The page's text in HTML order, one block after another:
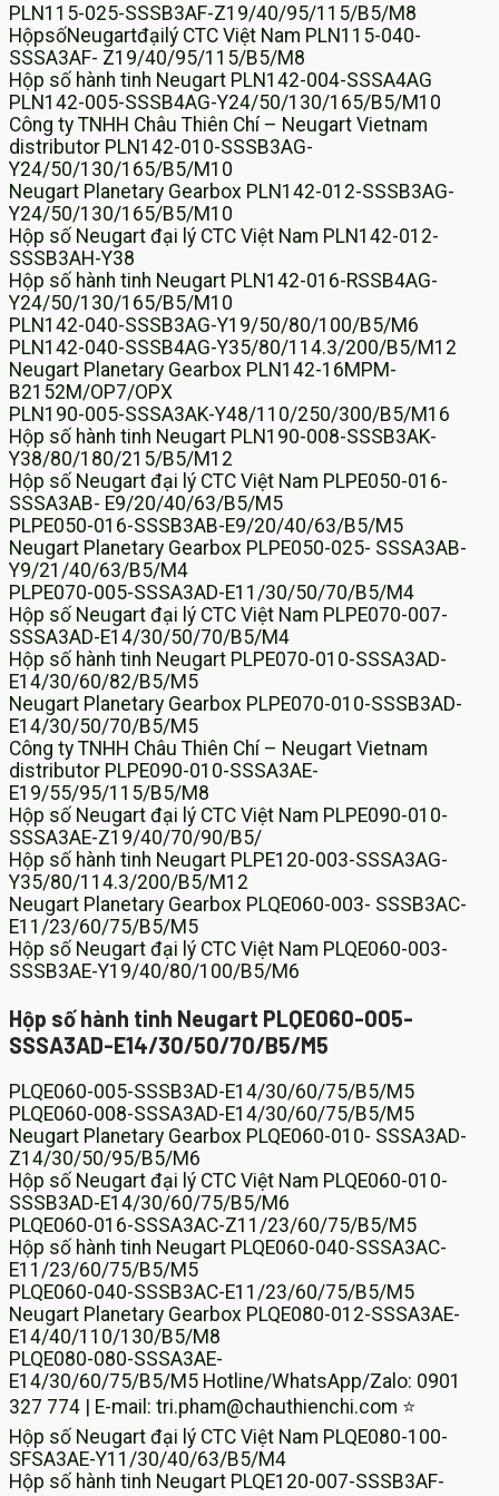
PLN115-025-SSSB3AF-Z19/40/95/115/B5/M8
HộpsốNeugartđạilý CTC Việt Nam PLN115-040-
SSSA3AF- Z19/40/95/115/B5/M8
Hộp số hành tinh Neugart PLN142-004-SSSA4AG
PLN142-005-SSSB4AG-Y24/50/130/165/B5/M10
Công ty TNHH Châu Thiên Chí – Neugart Vietnam
distributor PLN142-010-SSSB3AG-
Y24/50/130/165/B5/M10
Neugart Planetary Gearbox PLN142-012-SSSB3AG-
Y24/50/130/165/B5/M10
Hộp số Neugart đại lý CTC Việt Nam PLN142-012-
SSSB3AH-Y38
Hộp số hành tinh Neugart PLN142-016-RSSB4AG-
Y24/50/130/165/B5/M10
PLN142-040-SSSB3AG-Y19/50/80/100/B5/M6
PLN142-040-SSSB4AG-Y35/80/114.3/200/B5/M12
Neugart Planetary Gearbox PLN142-16MPM-
B2152M/OP7/OPX
PLN190-005-SSSA3AK-Y48/110/250/300/B5/M16
Hộp số hành tinh Neugart PLN190-008-SSSB3AK-
Y38/80/180/215/B5/M12
Hộp số Neugart đại lý CTC Việt Nam PLPE050-016-
SSSA3AB- E9/20/40/63/B5/M5
PLPE050-016-SSSB3AB-E9/20/40/63/B5/M5
Neugart Planetary Gearbox PLPE050-025- SSSA3AB-
Y9/21/40/63/B5/M4
PLPE070-005-SSSA3AD-E11/30/50/70/B5/M4
Hộp số Neugart đại lý CTC Việt Nam PLPE070-007-
SSSA3AD-E14/30/50/70/B5/M4
Hộp số hành tinh Neugart PLPE070-010-SSSA3AD-
E14/30/60/82/B5/M5
Neugart Planetary Gearbox PLPE070-010-SSSB3AD-
E14/30/50/70/B5/M5
Công ty TNHH Châu Thiên Chí – Neugart Vietnam
distributor PLPE090-010-SSSA3AE-
E19/55/95/115/B5/M8
Hộp số Neugart đại lý CTC Việt Nam PLPE090-010-
SSSA3AE-Z19/40/70/90/B5/
Hộp số hành tinh Neugart PLPE120-003-SSSA3AG-
Y35/80/114.3/200/B5/M12
Neugart Planetary Gearbox PLQE060-003- SSSB3AC-
E11/23/60/75/B5/M5
Hộp số Neugart đại lý CTC Việt Nam PLQE060-003-
SSSB3AE-Y19/40/80/100/B5/M6
Hộp số hành tinh Neugart PLQE060-005-
SSSA3AD-E14/30/50/70/B5/M5
PLQE060-005-SSSB3AD-E14/30/60/75/B5/M5
PLQE060-008-SSSA3AD-E14/30/60/75/B5/M5
Neugart Planetary Gearbox PLQE060-010- SSSA3AD-
Z14/30/50/95/B5/M6
Hộp số Neugart đại lý CTC Việt Nam PLQE060-010-
SSSB3AD-E14/30/60/75/B5/M6
PLQE060-016-SSSA3AC-Z11/23/60/75/B5/M5
Hộp số hành tinh Neugart PLQE060-040-SSSA3AC-
E11/23/60/75/B5/M5
PLQE060-040-SSSB3AC-E11/23/60/75/B5/M5
Neugart Planetary Gearbox PLQE080-012-SSSA3AE-
E14/40/110/130/B5/M8
PLQE080-080-SSSA3AE-
E14/30/60/75/B5/M5 Hotline/WhatsApp/Zalo: 0901
327 774 | E-mail: tri.pham@chauthienchi.com ⭐
Hộp số Neugart đại lý CTC Việt Nam PLQE080-100-
SFSA3AE-Y11/30/40/63/B5/M4
Hộp số hành tinh Neugart PLQE120-007-SSSB3AF-